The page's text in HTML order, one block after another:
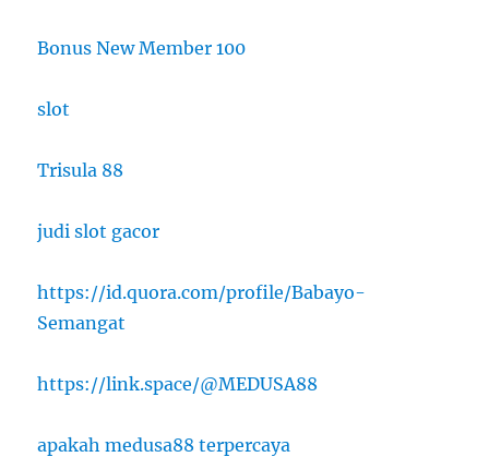
Bonus New Member 100
slot
Trisula 88
judi slot gacor
https://id.quora.com/profile/Babayo-
Semangat
https://link.space/@MEDUSA88
apakah medusa88 terpercaya